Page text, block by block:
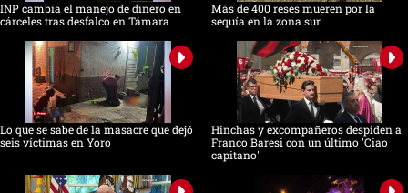
INP cambia el manejo de dinero en
cárceles tras desfalco en Támara
Más de 400 reses mueren por la
sequía en la zona sur
Lo que se sabe de la masacre que dejó
seis víctimas en Yoro
Hinchas y excompañeros despiden a
Franco Baresi con un último 'Ciao
capitano'